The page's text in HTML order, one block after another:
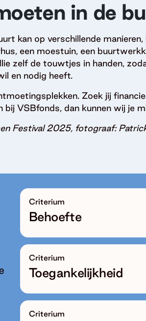
in de
kan op verschillende
een moestuin, een
zelf de touwtjes in handen,
en nodig heeft.
Zoek jij
bij VSBfonds, dan kunnen wij je
Festival 2025, fotograaf:
Criterium
Behoefte
Criterium
Toegankelijkheid
Criterium